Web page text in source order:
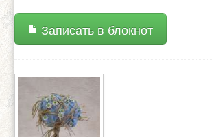
Записать в блокнот